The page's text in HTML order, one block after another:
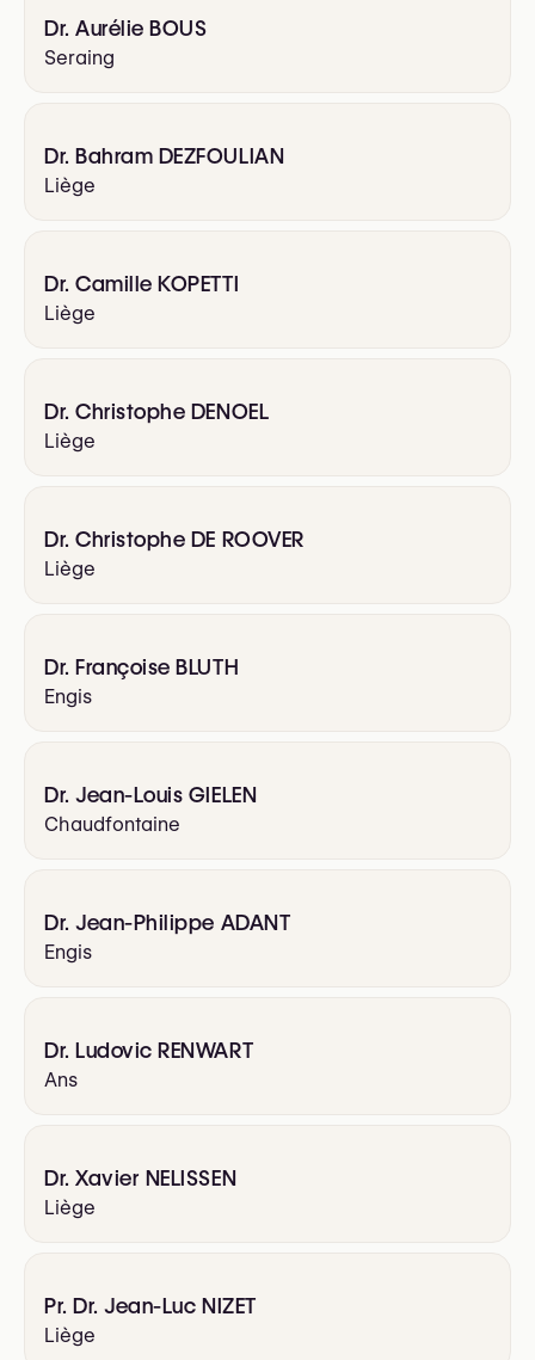
Dr. Aurélie BOUS
Seraing
Dr. Bahram DEZFOULIAN
Liège
Dr. Camille KOPETTI
Liège
Dr. Christophe DENOEL
Liège
Dr. Christophe DE ROOVER
Liège
Dr. Françoise BLUTH
Engis
Dr. Jean-Louis GIELEN
Chaudfontaine
Dr. Jean-Philippe ADANT
Engis
Dr. Ludovic RENWART
Ans
Dr. Xavier NELISSEN
Liège
Pr. Dr. Jean-Luc NIZET
Liège